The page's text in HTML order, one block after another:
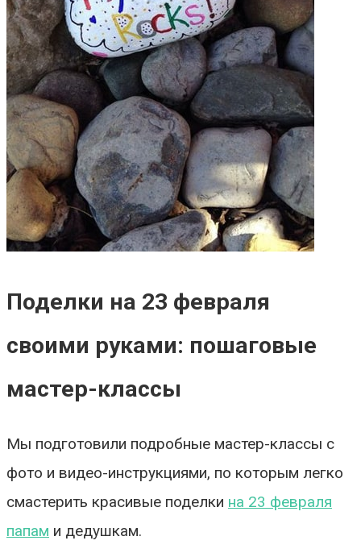
Поделки на 23 февраля
своими руками: пошаговые
мастер-классы
Мы подготовили подробные мастер-классы с
фото и видео-инструкциями, по которым легко
смастерить красивые поделки на 23 февраля
папам и дедушкам.